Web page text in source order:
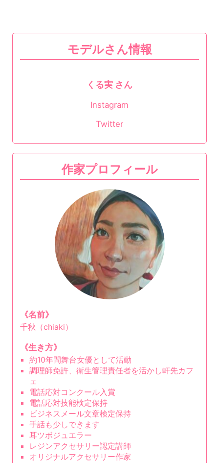
モデルさん情報
くる実 さん
Instagram
Twitter
作家プロフィール
《名前》
千秋（chiaki）
《生き方》
約10年間舞台女優として活動
調理師免許、衛生管理責任者を活かし軒先カフ
ェ
電話応対コンクール入賞
電話応対技能検定保持
ビジネスメール文章検定保持
手話も少しできます
耳ツボジュエラー
レジンアクセサリー認定講師
オリジナルアクセサリー作家